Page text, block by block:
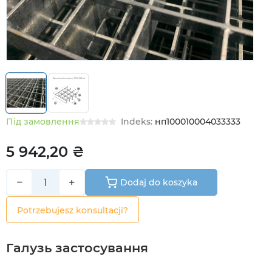
Під замовлення Indeks: нп100010004033333
5 942,20 ₴
− + Dodaj do koszyka
Potrzebujesz konsultacji?
Галузь застосування